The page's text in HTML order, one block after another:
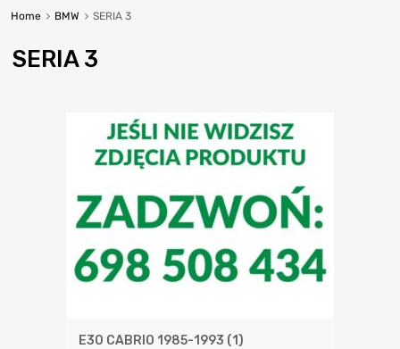
Home BMW SERIA 3
SERIA 3
E30 CABRIO 1985-1993 (1)